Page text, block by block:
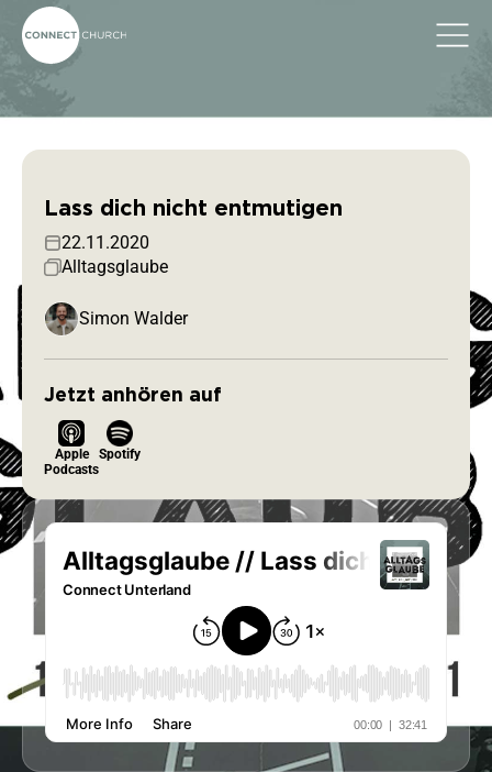
Lass dich nicht entmutigen
22.11.2020
Alltagsglaube
Simon Walder
Jetzt anhören auf
Apple
Podcasts
Spotify